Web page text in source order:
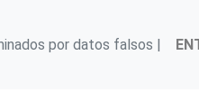
por datos falsos |